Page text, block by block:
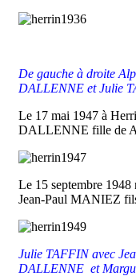
De gauche à droite
DALLENNE et Julie
Le 17 mai 1947 à
DALLENNE fille de
Le 15 septembre 1948
Jean-Paul MANIEZ
Julie TAFFIN avec
DALLENNE et